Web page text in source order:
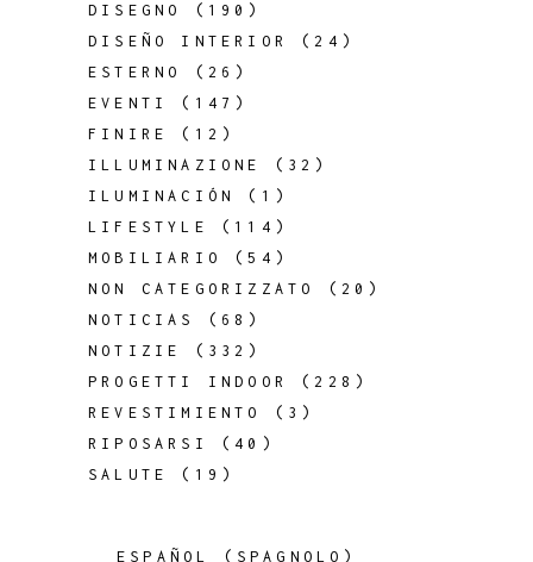
DISEGNO
(190)
DISEÑO INTERIOR
(24)
ESTERNO
(26)
EVENTI
(147)
FINIRE
(12)
ILLUMINAZIONE
(32)
ILUMINACIÓN
(1)
LIFESTYLE
(114)
MOBILIARIO
(54)
NON CATEGORIZZATO
(20)
NOTICIAS
(68)
NOTIZIE
(332)
PROGETTI INDOOR
(228)
REVESTIMIENTO
(3)
RIPOSARSI
(40)
SALUTE
(19)
ESPAÑOL ( SPAGNOLO )